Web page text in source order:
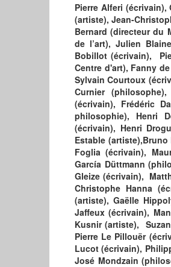
Pierre Alferi
(artiste), Jean-
Bernard (directeur du
de l’art), Julien
Bobillot (écrivain),
Centre d'art), Fanny
Sylvain Courtoux
Curnier
(écrivain), Frédéric
philosophie), Henri
(écrivain), Henri
Estable
Foglia (écrivain),
García Düttmann
Gleize (écrivain),
Christophe Hanna
(artiste), Gaëlle
Jaffeux (écrivain),
Kusnir (artiste),
Pierre Le Pillouër
Lucot (écrivain),
José Mondzain